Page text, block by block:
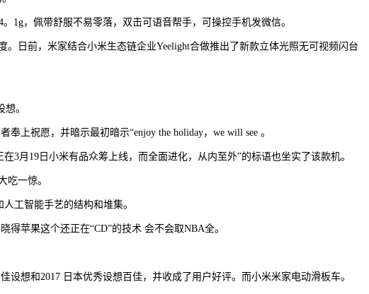
，佩带舒服不易零落，双击可语音帮手，可操控手机发微信。
前，米家结合小米生态链企业Yeelight合做推出了新款立体光照无可视频闪台
。
祝愿，并暗示最初暗示“enjoy the holiday，we will see 。
月19日小米有品众筹上线，而全面进化，从内至外”的标语也坐实了该款机。
一惊。
工智能手艺的结构和堆集。
苹果这个还正在“CD”的技术 会不会取NBA全。
想和2017 日本优秀设想百佳，并收成了用户好评。而小米米家电动滑板车。